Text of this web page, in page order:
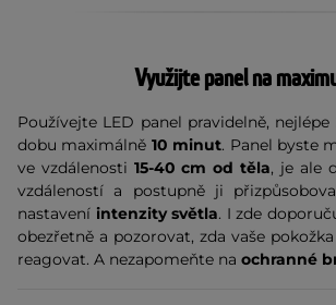
Využijte panel na
Používejte LED panel pravidelně, nejlépe
dobu maximálně 10 minut. Panel byste
ve vzdálenosti 15-40 cm od těla, je ale
vzdáleností a postupně ji
nastavení intenzity světla. I zde
obezřetně a pozorovat, zda vaše
reagovat. A nezapomeňte na ochranné